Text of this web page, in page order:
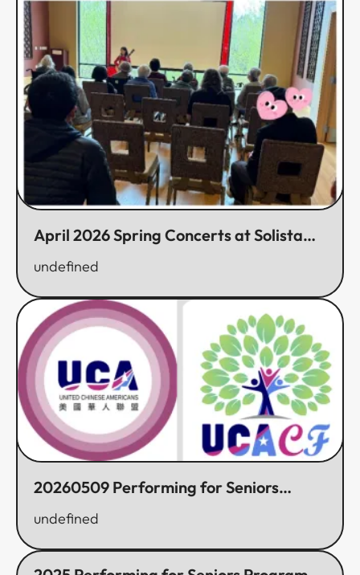
April 2026 Spring Concerts at Solista
and Aegis Garden​​​​‌ ‍ ​‍​‍‌‍ ‌ ​‍‌‍‍‌‌‍‌ ‌‍‍‌‌‍ ‍​‍​‍​ ‍‍​‍​‍‌ ​ ‌‍​‌‌‍ ‍‌‍‍‌‌ ‌​‌ ‍‌​‍ ‍‌‍‍‌‌‍ ​‍​‍​‍ ​​‍​‍‌‍‍​‌ ​‍‌‍‌‌‌‍‌‍​‍​‍​ ‍‍​‍​‍‌‍‍​‌ ‌​‌ ‌​‌ ​​​ ‍‍​‍ ​‍ ‌‍ ​‌‍ ‌‍​ ‌‍​‌‌‍ ​‌‍‍​‌‍ ‌ ​ ‌ ‌​​ ‍‍​ ​ ​ ​ ​ ​ ​ ​ ​‍ ‌‍‍‌‌‍ ‍‌ ‌​‌‍‌‌‌‍ ‍‌ ‌​​‍ ‌‍‌‌‌‍‌​‌‍‍‌‌ ‌​​‍ ‌‍ ‌‌‍ ‌‍‌​‌‍‌‌​ ‌‌ ​​‌ ​‍‌‍‌‌‌ ​ ‌‍‌‌‌‍ ‍‌ ‌​‌‍​‌‌ ‌​‌‍‍‌‌‍ ‌‍ ‍​ ‍ ‌‍‍‌‌‍‌​​ ‌​ ​ ‌‍‌‍​ ​‍​ ‌​‌‍‌‍‌‍​‍‌‍‌‌‌‍‌‍​‍ ‌​ ​‍‌‍​‌‌‍​ ​ ‍‌​‍ ‌​ ‌​​ ‌‌‌‍​‌​ ‍‌​‍ ‌​ ‍‌​ ‌ ​ ‌​​ ‌ ​‍ ‌​ ‌​‌‍‌​‌‍​‍​ ‌​​ ‍​​ ‌ ​ ‍​​ ‌‍​ ​ ‌‍‌‌​ ‌ ​ ‌‌​ ‍ ‌ ‌​‌ ‍‌‌ ​​‌‍‌‌​ ‌‌‍ ‍‌‍‌‌‌ ‌ ‌ ​ ‌‍ ​‌‍‌‌‌ ‌​‌ ‌​‌‍‌‌‌ ​‍​ ‍ ‌ ​​‌‍​‌‌ ‌​‌‍‍​​ ‌‌ ‌​‌‍‍‌‌ ‌​‌‍ ​‌‍‌‌​ ‌‍​‍‌‍​‌‌ ​ ‌‍‌‌‌‌‌‌‌ ​‍‌‍ ​​ ‌‌‍‍​‌ ‌​‌ ‌​‌ ​​​‍‌‌​ ​ ‌​​‌​‍‌‌​ ​‍‌​‌‍​‍‌‌​ ​‍‌​‌‍‌‍ ​‌‍ ‌‍​ ‌‍​‌‌‍ ​‌‍‍​‌‍ ‌ ​ ‌ ‌​​‍‌‌​ ​ ‌​​‌​ ​ ​ ​ ​ ​ ​ ​ ​‍‌‍‌‍‍‌‌‍‌​​ ‌​ ​ ‌‍‌‍​ ​‍​ ‌​‌‍‌‍‌‍​‍‌‍‌‌‌‍‌‍​‍ ‌​ ​‍‌‍​‌‌‍​ ​ ‍‌​‍ ‌​ ‌​​ ‌‌‌‍​‌​ ‍‌​‍ ‌​ ‍‌​ ‌ ​ ‌​​ ‌ ​‍ ‌​ ‌​‌‍‌​‌‍​‍​ ‌​​ ‍​​ ‌ ​ ‍​​ ‌‍​ ​ ‌‍‌‌​ ‌ ​ ‌‌​‍‌‍‌ ‌​‌ ‍‌‌ ​​‌‍‌‌​ ‌‌‍ ‍‌‍‌‌‌ ‌ ‌ ​ ‌‍ ​‌‍‌‌‌ ‌​‌ ‌​‌‍‌‌‌ ​‍​‍‌‍‌ ​​‌‍​‌‌ ‌​‌‍‍​​ ‌‌ ‌​‌‍‍‌‌ ‌​‌‍ ​‌‍‌‌​‍​‍‌ ‌
undefined
20260509 Performing for Seniors
Fundation Grant! ​​​​‌ ‍ ​‍​‍‌‍ ‌ ​‍‌‍‍‌‌‍‌ ‌‍‍‌‌‍ ‍​‍​‍​ ‍‍​‍​‍‌ ​ ‌‍​‌‌‍ ‍‌‍‍‌‌ ‌​‌ ‍‌​‍ ‍‌‍‍‌‌‍ ​‍​‍​‍ ​​‍​‍‌‍‍​‌ ​‍‌‍‌‌‌‍‌‍​‍​‍​ ‍‍​‍​‍‌‍‍​‌ ‌​‌ ‌​‌ ​​​ ‍‍​‍ ​‍ ‌‍ ​‌‍ ‌‍​ ‌‍​‌‌‍ ​‌‍‍​‌‍ ‌ ​ ‌ ‌​​ ‍‍​ ​ ​ ​ ​ ​ ​ ​ ​‍ ‌‍‍‌‌‍ ‍‌ ‌​‌‍‌‌‌‍ ‍‌ ‌​​‍ ‌‍‌‌‌‍‌​‌‍‍‌‌ ‌​​‍ ‌‍ ‌‌‍ ‌‍‌​‌‍‌‌​ ‌‌ ​​‌ ​‍‌‍‌‌‌ ​ ‌‍‌‌‌‍ ‍‌ ‌​‌‍​‌‌ ‌​‌‍‍‌‌‍ ‌‍ ‍​ ‍ ‌‍‍‌‌‍‌​​ ‌​ ​​‌‍​ ​ ‌​​ ‌‌​ ‌​​ ‌‍​ ‌‌​ ‌‌​‍ ‌​ ‍‌‌‍‌‌‌‍​ ​ ‍‌​‍ ‌​ ‌​‌‍‌​‌‍‌​​ ‌​​‍ ‌‌‍​‍​ ‌​‌‍‌​​ ‌‌​‍ ‌​ ‍‌‌‍‌‍​ ​‌​ ‍​​ ​‍​ ‌​​ ‌ ​ ‌‍​ ​​‌‍‌​‌‍‌‍‌‍‌‌​ ‍ ‌ ‌​‌ ‍‌‌ ​​‌‍‌‌​ ‌‌‍‌‌‌ ‌‍‌‍‌‌‌‍ ‍‌ ‌​​ ‍ ‌ ​​‌‍​‌‌ ‌​‌‍‍​​ ‌‌ ‌​‌‍‍‌‌ ‌​‌‍ ​‌‍‌‌​ ‌‍​‍‌‍​‌‌ ​ ‌‍‌‌‌‌‌‌‌ ​‍‌‍ ​​ ‌‌‍‍​‌ ‌​‌ ‌​‌ ​​​‍‌‌​ ​ ‌​​‌​‍‌‌​ ​‍‌​‌‍​‍‌‌​ ​‍‌​‌‍‌‍ ​‌‍ ‌‍​ ‌‍​‌‌‍ ​‌‍‍​‌‍ ‌ ​ ‌ ‌​​‍‌‌​ ​ ‌​​‌​ ​ ​ ​ ​ ​ ​ ​ ​‍‌‍‌‍‍‌‌‍‌​​ ‌​ ​​‌‍​ ​ ‌​​ ‌‌​ ‌​​ ‌‍​ ‌‌​ ‌‌​‍ ‌​ ‍‌‌‍‌‌‌‍​ ​ ‍‌​‍ ‌​ ‌​‌‍‌​‌‍‌​​ ‌​​‍ ‌‌‍​‍​ ‌​‌‍‌​​ ‌‌​‍ ‌​ ‍‌‌‍‌‍​ ​‌​ ‍​​ ​‍​ ‌​​ ‌ ​ ‌‍​ ​​‌‍‌​‌‍‌‍‌‍‌‌​‍‌‍‌ ‌​‌ ‍‌‌ ​​‌‍‌‌​ ‌‌‍‌‌‌ ‌‍‌‍‌‌‌‍ ‍‌ ‌​​‍‌‍‌ ​​‌‍​‌‌ ‌​‌‍‍​​ ‌‌ ‌​‌‍‍‌‌ ‌​‌‍ ​‌‍‌‌​‍​‍‌ ‌​​​​‌ ‍ ​‍​‍‌‍ ‌ ​‍‌‍‍‌‌‍‌ ‌‍‍‌‌‍ ‍​‍​‍​ ‍‍​‍​‍‌ ​ ‌‍​‌‌‍ ‍‌‍‍‌‌ ‌​‌ ‍‌​‍ ‍‌‍‍‌‌‍ ​‍​‍​‍ ​​‍​‍‌‍‍​‌ ​‍‌‍‌‌‌‍‌‍​‍​‍​ ‍‍​‍​‍‌‍‍​‌ ‌​‌ ‌​‌ ​​​ ‍‍​‍ ​‍ ‌‍ ​‌‍ ‌‍​ ‌‍​‌‌‍ ​‌‍‍​‌‍ ‌ ​ ‌ ‌​​ ‍‍​ ​ ​ ​ ​ ​ ​ ​ ​‍ ‌‍‍‌‌‍ ‍‌ ‌​‌‍‌‌‌‍ ‍‌ ‌​​‍ ‌‍‌‌‌‍‌​‌‍‍‌‌ ‌​​‍ ‌‍ ‌‌‍ ‌‍‌​‌‍‌‌​ ‌‌ ​​‌ ​‍‌‍‌‌‌ ​ ‌‍‌‌‌‍ ‍‌ ‌​‌‍​‌‌ ‌​‌‍‍‌‌‍ ‌‍ ‍​ ‍ ‌‍‍‌‌‍‌​​ ‌​ ‌‌​ ​​​ ‍​‌‍​ ‌‍​‍​ ​ ​ ​‌​ ‌ ​‍ ‌​ ​​​ ‍‌​ ​​‌‍​ ​‍ ‌​ ‌​​ ‍​​ ​‍​ ‌​​‍ ‌‌‍​‌‌‍‌‍​ ​​‌‍‌​​‍ ‌​ ‌‍‌‍‌‌​ ​‍​ ​‌‌‍‌‌‌‍​‍‌‍​ ‌‍‌‍​ ‌‌​ ​ ​ ‌​​ ​‌​ ‍ ‌ ‌​‌ ‍‌‌ ​​‌‍‌‌​ ‌‌‍ ‍‌‍‌‌‌ ‌ ‌ ​ ‌‍ ​‌‍‌‌‌ ‌​‌ ‌​‌‍‌‌‌ ​‍​ ‍ ‌ ​​‌‍​‌‌ ‌​‌‍‍​​ ‌‌ ‌​‌‍‍‌‌ ‌​‌‍ ​‌‍‌‌​ ‌‍​‍‌‍​‌‌ ​ ‌‍‌‌‌‌‌‌‌ ​‍‌‍ ​​ ‌‌‍‍​‌ ‌​‌ ‌​‌ ​​​‍‌‌​ ​ ‌​​‌​‍‌‌​ ​‍‌​‌‍​‍‌‌​ ​‍‌​‌‍‌‍ ​‌‍ ‌‍​ ‌‍​‌‌‍ ​‌‍‍​‌‍ ‌ ​ ‌ ‌​​‍‌‌​ ​ ‌​​‌​ ​ ​ ​ ​ ​ ​ ​ ​‍‌‍‌‍‍‌‌‍‌​​ ‌​ ‌‌​ ​​​ ‍​‌‍​ ‌‍​‍​ ​ ​ ​‌​ ‌ ​‍ ‌​ ​​​ ‍‌​ ​​‌‍​ ​‍ ‌​ ‌​​ ‍​​ ​‍​ ‌​​‍ ‌‌‍​‌‌‍‌‍​ ​​‌‍‌​​‍ ‌​ ‌‍‌‍‌‌​ ​‍​ ​‌‌‍‌‌‌‍​‍‌‍​ ‌‍‌‍​ ‌‌​ ​ ​ ‌​​ ​‌​‍‌‍‌ ‌​‌ ‍‌‌ ​​‌‍‌‌​ ‌‌‍ ‍‌‍‌‌‌ ‌ ‌ ​ ‌‍ ​‌‍‌‌‌ ‌​‌ ‌​‌‍‌‌‌ ​‍​‍‌‍‌ ​​‌‍​‌‌ ‌​‌‍‍​​ ‌‌ ‌​‌‍‍‌‌ ‌​‌‍ ​‌‍‌‌​‍​‍‌ ‌
undefined